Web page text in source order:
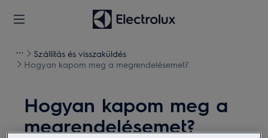
Szállítás és visszaküldés
Hogyan kapom meg a megrendelésemet?
Hogyan kapom meg a
megrendelésemet?